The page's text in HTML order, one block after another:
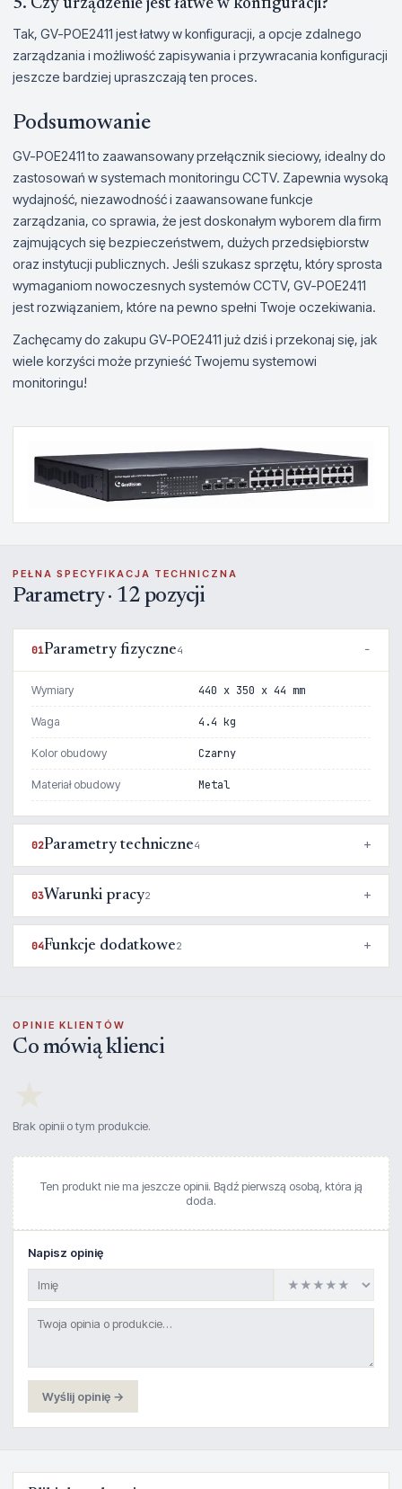
5. Czy urządzenie jest łatwe w konfiguracji?
Tak, GV-POE2411 jest łatwy w konfiguracji, a opcje zdalnego
zarządzania i możliwość zapisywania i przywracania konfiguracji
jeszcze bardziej upraszczają ten proces.
Podsumowanie
GV-POE2411 to zaawansowany przełącznik sieciowy, idealny do
zastosowań w systemach monitoringu CCTV. Zapewnia wysoką
wydajność, niezawodność i zaawansowane funkcje
zarządzania, co sprawia, że jest doskonałym wyborem dla firm
zajmujących się bezpieczeństwem, dużych przedsiębiorstw
oraz instytucji publicznych. Jeśli szukasz sprzętu, który sprosta
wymaganiom nowoczesnych systemów CCTV, GV-POE2411
jest rozwiązaniem, które na pewno spełni Twoje oczekiwania.
Zachęcamy do zakupu GV-POE2411 już dziś i przekonaj się, jak
wiele korzyści może przynieść Twojemu systemowi
monitoringu!
PEŁNA SPECYFIKACJA TECHNICZNA
Parametry · 12 pozycji
01Parametry fizyczne4
Wymiary 440 x 350 x 44 mm
Waga 4.4 kg
Kolor obudowy Czarny
Materiał obudowy Metal
02Parametry techniczne4
03Warunki pracy2
04Funkcje dodatkowe2
OPINIE KLIENTÓW
Co mówią klienci
Brak opinii o tym produkcie.
Ten produkt nie ma jeszcze opinii. Bądź pierwszą osobą, która ją
doda.
Napisz opinię
Wyślij opinię →